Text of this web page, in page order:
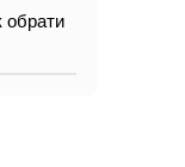
обрати